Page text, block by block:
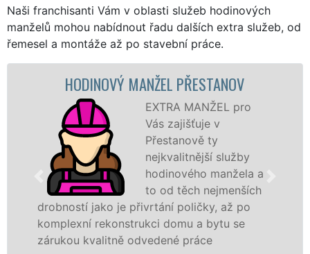
Naši franchisanti Vám v oblasti služeb hodinových
manželů mohou nabídnout řadu dalších extra služeb, od
řemesel a montáže až po stavební práce.
HODINOVÝ MANŽEL PŘESTANOV
EXTRA MANŽEL pro
Vás zajišťuje v
Přestanově ty
nejkvalitnější služby
hodinového manžela a
to od těch nejmenších
drobností jako je přivrtání poličky, až po
komplexní rekonstrukci domu a bytu se
zárukou kvalitně odvedené práce